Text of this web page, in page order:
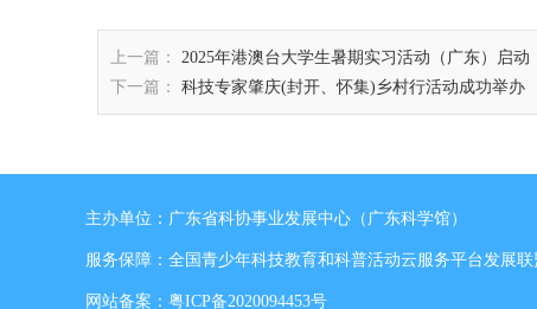
上一篇：
2025年港澳台大学生暑期实习活动（广东）启动
下一篇：
科技专家肇庆(封开、怀集)乡村行活动成功举办
主办单位：广东省科协事业发展中心（广东科学馆）
服务保障：全国青少年科技教育和科普活动云服务平台发展联
网站备案： 粤ICP备2020094453号